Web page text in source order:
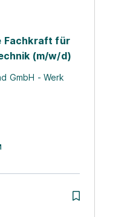
Fachkraft für
(m/w/d)
GmbH - Werk